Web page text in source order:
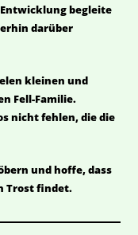
begleite
darüber
kleinen und
Fell-Familie.
nicht fehlen, die die
und hoffe, dass
Trost findet.